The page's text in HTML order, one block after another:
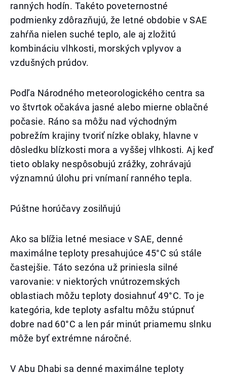
ranných hodín. Takéto poveternostné
podmienky zdôrazňujú, že letné obdobie v SAE
zahŕňa nielen suché teplo, ale aj zložitú
kombináciu vlhkosti, morských vplyvov a
vzdušných prúdov.
Podľa Národného meteorologického centra sa
vo štvrtok očakáva jasné alebo mierne oblačné
počasie. Ráno sa môžu nad východným
pobrežím krajiny tvoriť nízke oblaky, hlavne v
dôsledku blízkosti mora a vyššej vlhkosti. Aj keď
tieto oblaky nespôsobujú zrážky, zohrávajú
významnú úlohu pri vnímaní ranného tepla.
Púštne horúčavy zosilňujú
Ako sa blížia letné mesiace v SAE, denné
maximálne teploty presahujúce 45°C sú stále
častejšie. Táto sezóna už priniesla silné
varovanie: v niektorých vnútrozemských
oblastiach môžu teploty dosiahnuť 49°C. To je
kategória, kde teploty asfaltu môžu stúpnuť
dobre nad 60°C a len pár minút priamemu slnku
môže byť extrémne náročné.
V Abu Dhabi sa denné maximálne teploty